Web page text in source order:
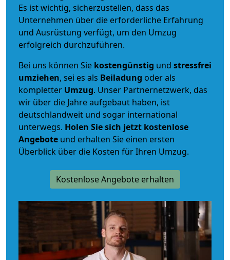
Es ist wichtig, sicherzustellen, dass das
Unternehmen über die erforderliche Erfahrung
und Ausrüstung verfügt, um den Umzug
erfolgreich durchzuführen.
Bei uns können Sie kostengünstig und stressfrei
umziehen, sei es als Beiladung oder als
kompletter Umzug. Unser Partnernetzwerk, das
wir über die Jahre aufgebaut haben, ist
deutschlandweit und sogar international
unterwegs. Holen Sie sich jetzt kostenlose
Angebote und erhalten Sie einen ersten
Überblick über die Kosten für Ihren Umzug.
Kostenlose Angebote erhalten